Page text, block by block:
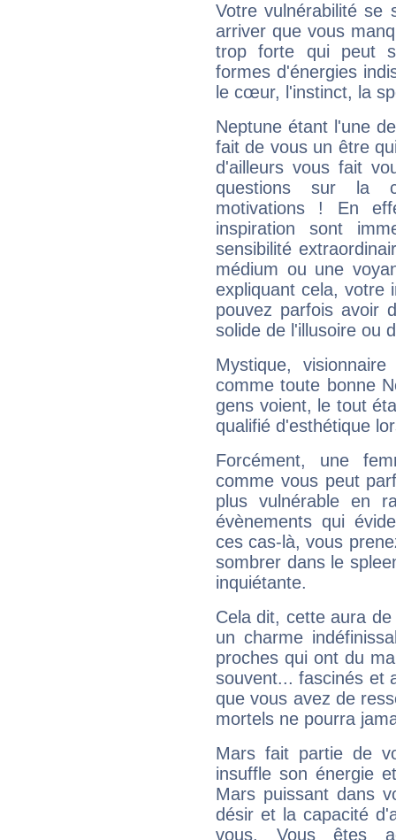
Votre vulnérabilité se
arriver que vous
trop forte qui peut
formes d'énergies
le cœur, l'instinct, la
Neptune étant l'une
fait de vous un être
d'ailleurs vous fait
questions sur la
motivations ! En
inspiration sont
sensibilité
médium ou une
expliquant cela, votre
pouvez parfois avoir
solide de l'illusoire ou
Mystique,
comme toute bonne
gens voient, le tout
qualifié d'esthétique
Forcément, une
comme vous peut
plus vulnérable en
évènements qui
ces cas-là, vous
sombrer dans le
inquiétante.
Cela dit, cette aura
un charme
proches qui ont du
souvent... fascinés et
que vous avez de
mortels ne pourra
Mars fait partie de
insuffle son énergie
Mars puissant dans
désir et la capacité
vous. Vous êtes